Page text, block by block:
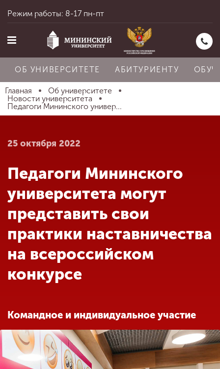
Главная
Абитуриенту
Обучение
Наука
Другие виды
деятельности
Режим работы: 8-17 пн-пт
ОБ УНИВЕРСИТЕТЕ АБИТУРИЕНТУ
Главная
Об университете
Новости университета
Педагоги Мининского универ...
25 октября 2022
Педагоги Мининского
университета могут
представить свои
практики наставничества
на всероссийском
конкурсе
Командное и индивидуальное участие